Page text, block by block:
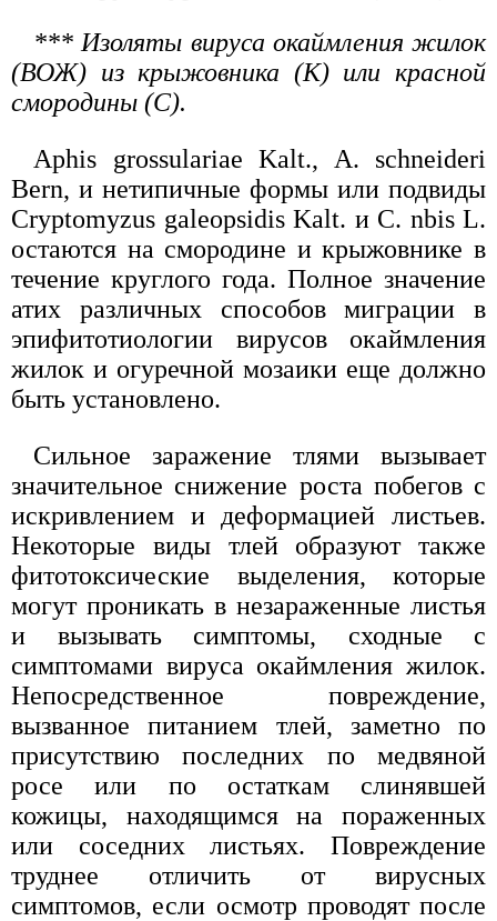
*** Изоляты вируса окаймления жилок
(ВОЖ) из крыжовника (К) или красной
смородины (С).
Aphis grossulariae Kalt., A. schneideri
Bern, и нетипичные формы или подвиды
Cryptomyzus galeopsidis Kalt. и С. nbis L.
остаются на смородине и крыжовнике в
течение круглого года. Полное значение
атих различных способов миграции в
эпифитотиологии вирусов окаймления
жилок и огуречной мозаики еще должно
быть установлено.
Сильное заражение тлями вызывает
значительное снижение роста побегов с
искривлением и деформацией листьев.
Некоторые виды тлей образуют также
фитотоксические выделения, которые
могут проникать в незараженные листья
и вызывать симптомы, сходные с
симптомами вируса окаймления жилок.
Непосредственное повреждение,
вызванное питанием тлей, заметно по
присутствию последних по медвяной
росе или по остаткам слинявшей
кожицы, находящимся на пораженных
или соседних листьях. Повреждение
труднее отличить от вирусных
симптомов, если осмотр проводят после